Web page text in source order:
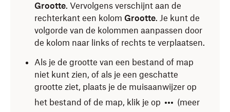
Grootte. Vervolgens verschijnt aan de
rechterkant een kolom Grootte. Je kunt de
volgorde van de kolommen aanpassen door
de kolom naar links of rechts te verplaatsen.
Als je de grootte van een bestand of map
niet kunt zien, of als je een geschatte
grootte ziet, plaats je de muisaanwijzer op
het bestand of de map, klik je op
(meer